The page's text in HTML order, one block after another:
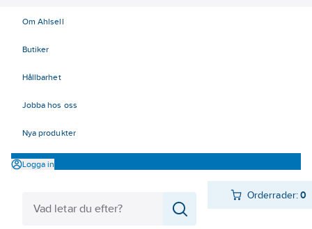
Om Ahlsell
Butiker
Hållbarhet
Jobba hos oss
Nya produkter
Logga in
Orderrader:0